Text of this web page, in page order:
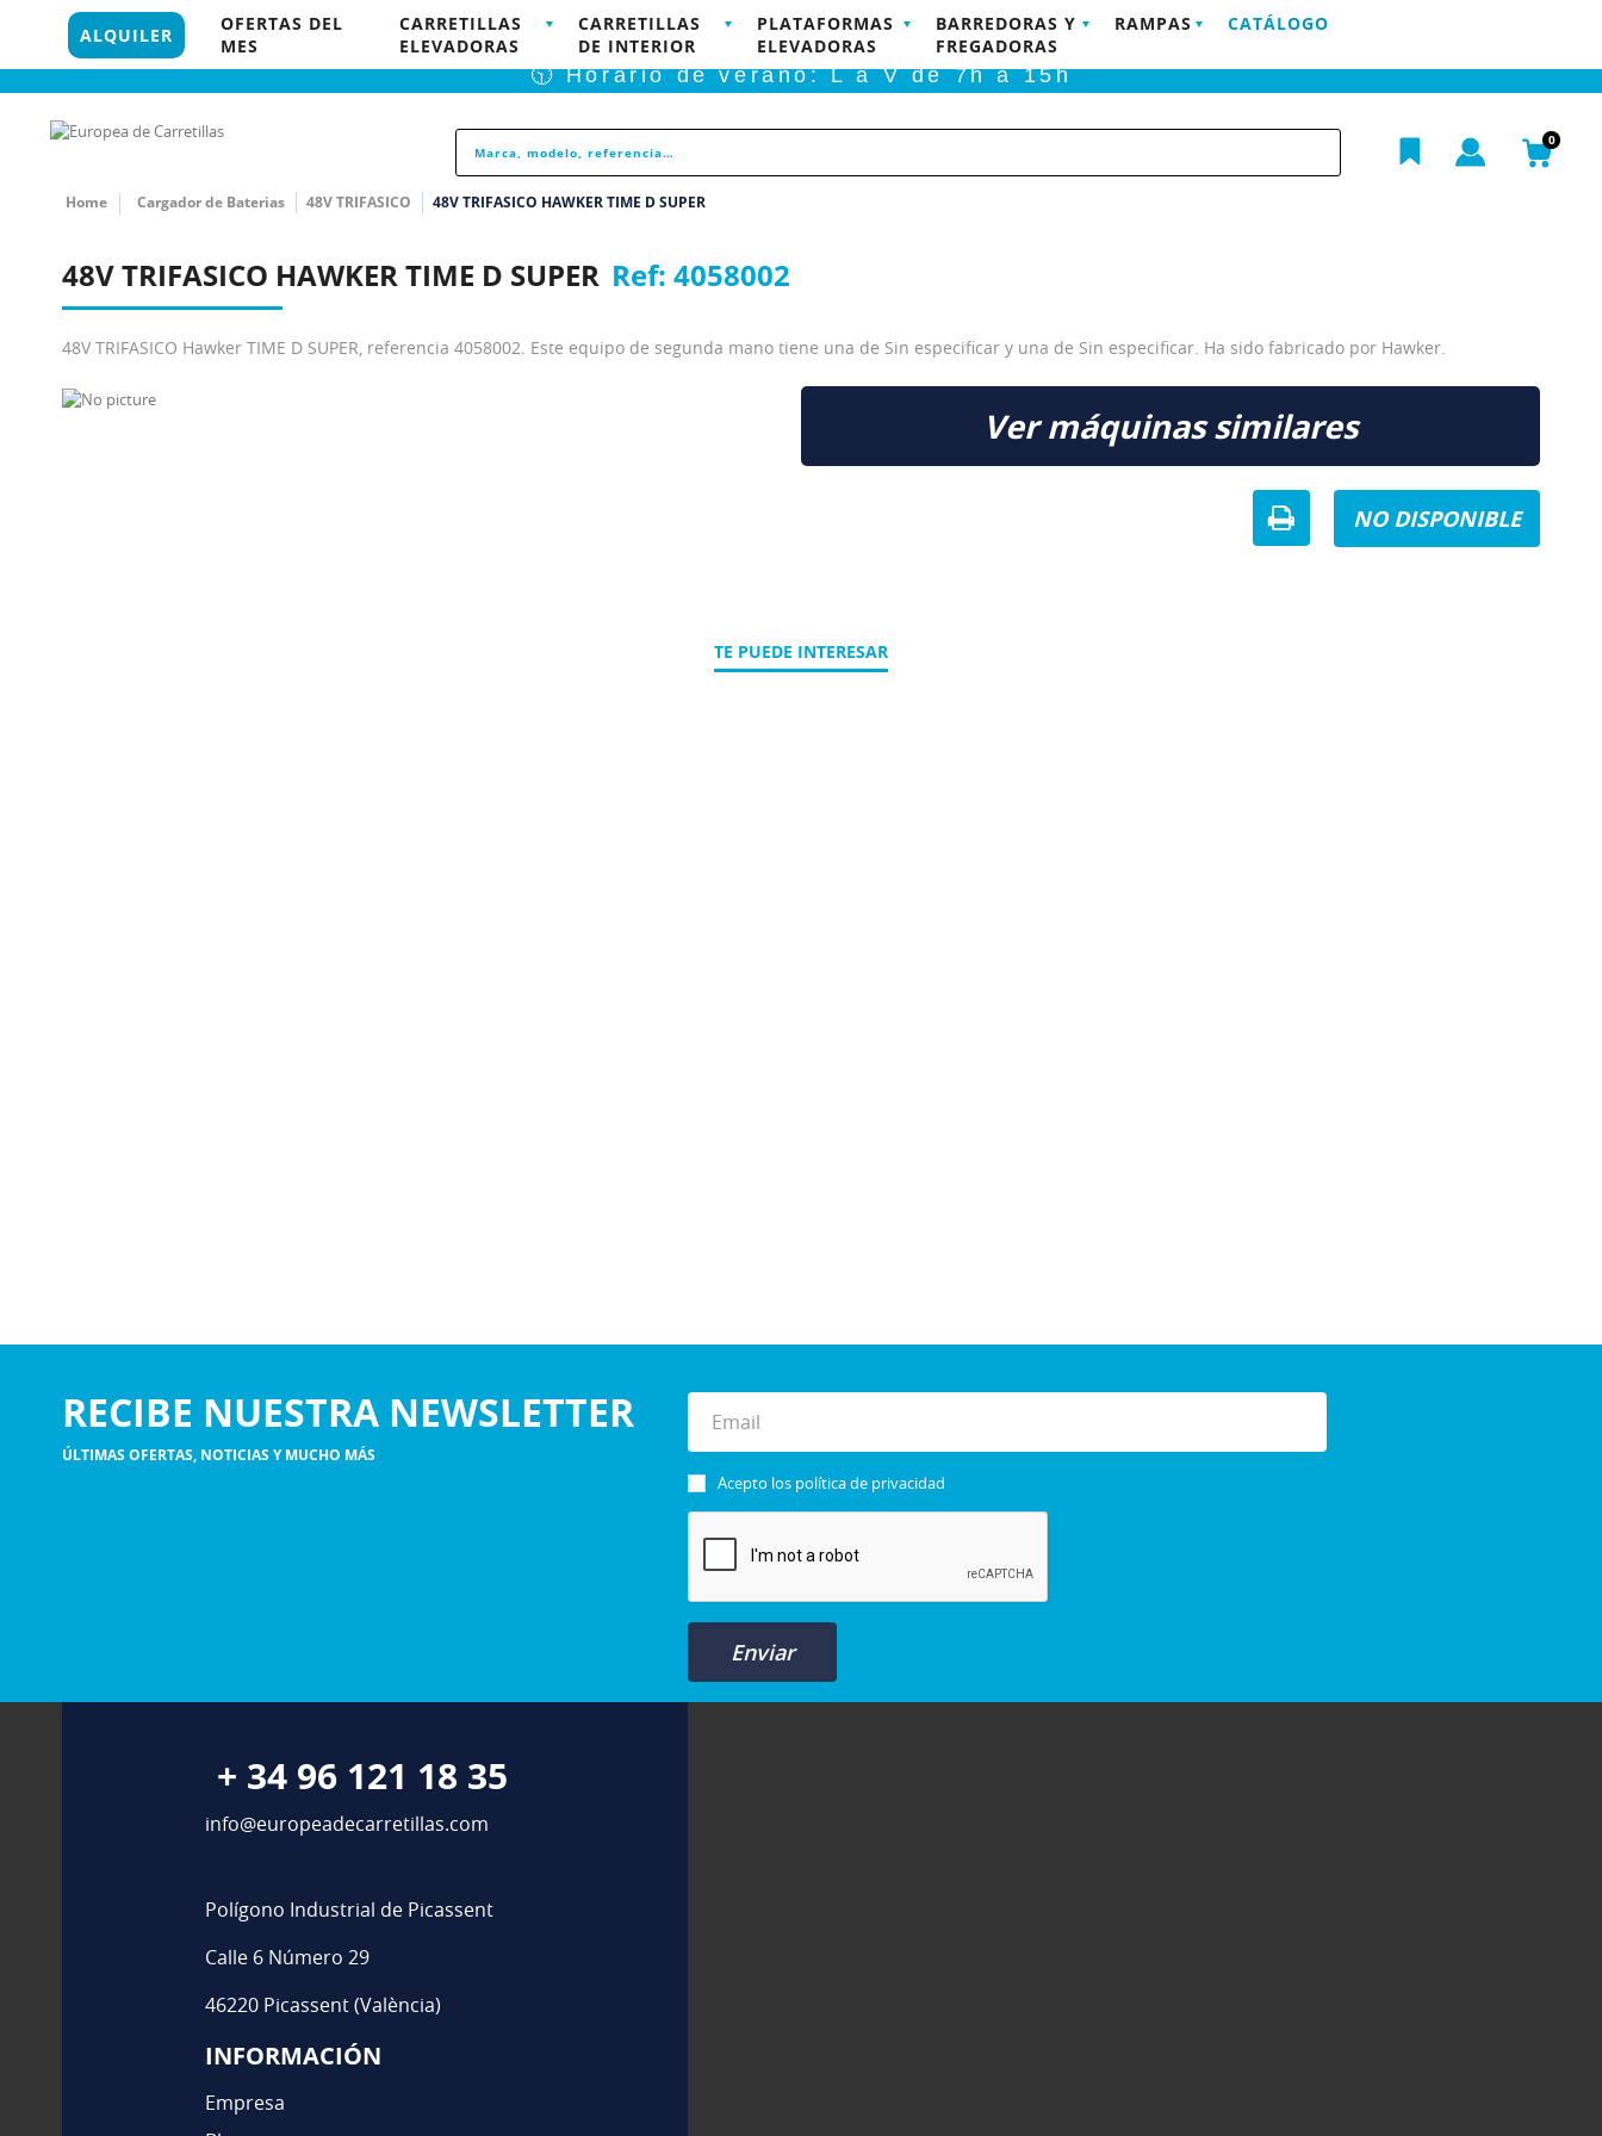
96 121 18 35 848 PRODUCTOS DISPONIBLES PARA COMPRA ONLINE POSTVENTA EMPRESA
🕥 Horario de verano: L a V de 7h a 15h
0
ALQUILER
OFERTAS DEL
MES
CARRETILLAS
ELEVADORAS
CARRETILLAS
DE INTERIOR
PLATAFORMAS
ELEVADORAS
BARREDORAS Y
FREGADORAS
RAMPAS CATÁLOGO
Home Cargador de Baterias 48V TRIFASICO 48V TRIFASICO HAWKER TIME D SUPER
48V TRIFASICO HAWKER TIME D SUPER Ref: 4058002
48V TRIFASICO Hawker TIME D SUPER, referencia 4058002. Este equipo de segunda mano tiene una de Sin especificar y una de Sin especificar. Ha sido fabricado por Hawker.
Ver máquinas similares
NO DISPONIBLE
TE PUEDE INTERESAR
RECIBE NUESTRA NEWSLETTER
ÚLTIMAS OFERTAS, NOTICIAS Y MUCHO MÁS
Enviar
Acepto los política de privacidad
+ 34 96 121 18 35
info@europeadecarretillas.com
Polígono Industrial de Picassent
Calle 6 Número 29
46220 Picassent (València)
INFORMACIÓN
Empresa